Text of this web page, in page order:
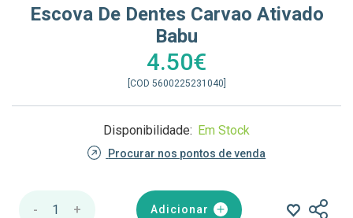
Escova De Dentes Carvao Ativado
Babu
4.50€
[COD 5600225231040]
Disponibilidade: Em Stock
Procurar nos pontos de venda
- 1 + Adicionar